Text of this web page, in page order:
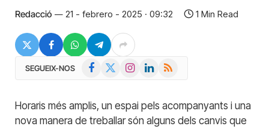
Redacció 21 - febrero - 2025 · 09:32 1 Min Read
SEGUEIX-NOS Facebook InstagramLinkedIn
RSS
Horaris més amplis, un espai pels acompanyants i una
nova manera de treballar són alguns dels canvis que